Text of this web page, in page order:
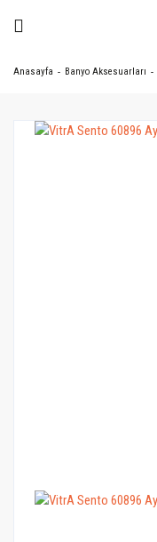
Anasayfa Banyo Aksesuarları